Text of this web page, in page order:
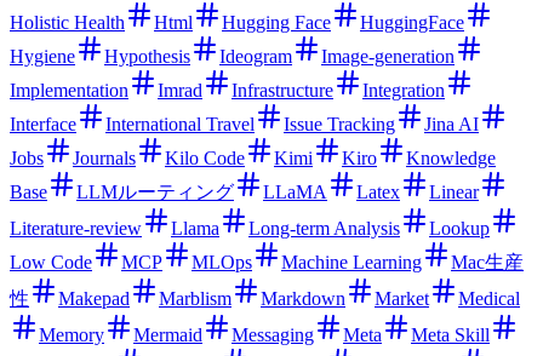
Holistic Health
Html Hugging Face
HuggingFace
Hygiene
Hypothesis Ideogram
Image-generation
Implementation
Imrad Infrastructure
Integration
Interface
International Travel Issue Tracking
Jina AI
Jobs
Journals Kilo Code Kimi Kiro
Knowledge
Base
LLMルーティング LLaMA Latex
Linear
Literature-review
Llama Long-term Analysis
Lookup
Low Code
MCP MLOps Machine Learning
Mac生産
性
Makepad Marblism Markdown Market
Medical
Memory
Mermaid Messaging Meta
Meta Skill